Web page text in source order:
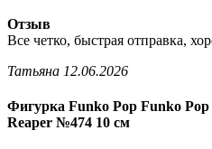
Отзыв
Все четко, быстрая отправка,
Татьяна 12.06.2026
Фигурка Funko Pop Funko
Reaper №474 10 см